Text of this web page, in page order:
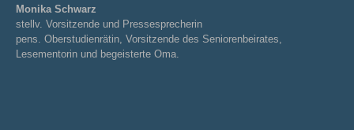
Monika Schwarz
stellv. Vorsitzende und Pressesprecherin
pens. Oberstudienrätin, Vorsitzende des Seniorenbeirates,
Lesementorin und begeisterte Oma.